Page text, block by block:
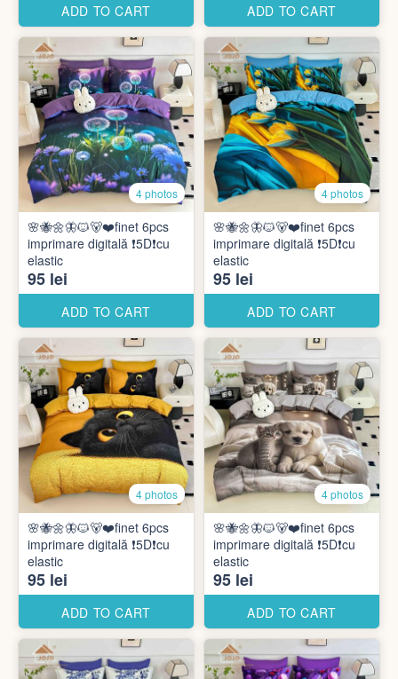
ADD TO CART ADD TO CART
4 photos
🌸🐝🌼🦋🐱🐻❤️finet 6pcs
imprimare digitală ❗️5D❗️cu
elastic
95 lei
ADD TO CART
4 photos
🌸🐝🌼🦋🐱🐻❤️finet 6pcs
imprimare digitală ❗️5D❗️cu
elastic
95 lei
ADD TO CART
4 photos
🌸🐝🌼🦋🐱🐻❤️finet 6pcs
imprimare digitală ❗️5D❗️cu
elastic
95 lei
ADD TO CART
4 photos
🌸🐝🌼🦋🐱🐻❤️finet 6pcs
imprimare digitală ❗️5D❗️cu
elastic
95 lei
ADD TO CART